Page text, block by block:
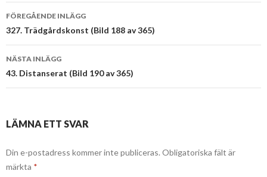
Inläggsnavigering
FÖREGÅENDE INLÄGG
327. Trädgårdskonst (Bild 188 av 365)
NÄSTA INLÄGG
43. Distanserat (Bild 190 av 365)
LÄMNA ETT SVAR
Din e-postadress kommer inte publiceras. Obligatoriska fält är
märkta *